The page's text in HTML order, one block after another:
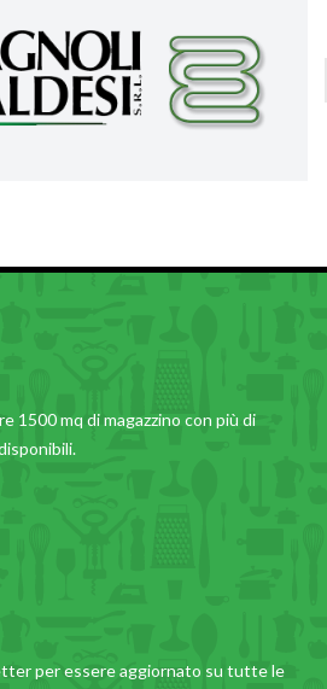
1500 mq di magazzino con più di
per essere aggiornato su tutte le